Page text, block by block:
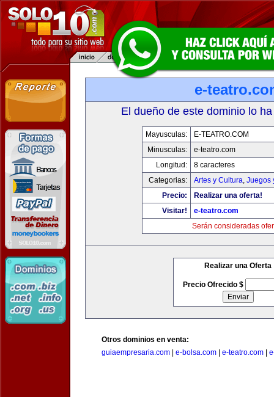
e-
El dueño de este dominio lo
Mayusculas:
E-TEATRO.COM
Minusculas:
e-teatro.com
Longitud:
8 caracteres
Categorias:
Artes y Cultura, Juegos
Precio:
Realizar una oferta!
Visitar!
e-teatro.com
Serán consideradas
Realizar una Oferta
Precio Ofrecido $
Otros dominios en venta:
guiaempresaria.com
e-bolsa.com e-teatro.com